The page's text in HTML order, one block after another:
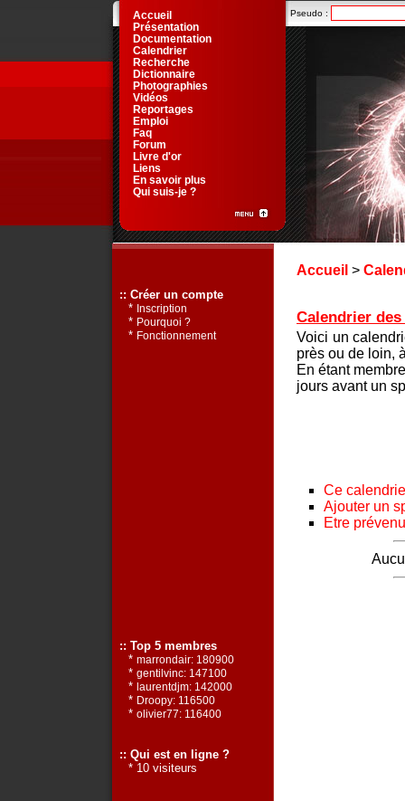
Accueil >
Calendrier
Voici un
près ou de loin,
En étant
jours avant un
Ce
Ajouter un
Etre
Pseudo :
Accueil
Présentation
Documentation
Calendrier
Recherche
Dictionnaire
Photographies
Vidéos
Reportages
Emploi
Faq
Forum
Livre d'or
Liens
En savoir plus
Qui suis-je ?
:: Créer un compte
* Inscription
* Pourquoi ?
* Fonctionnement
:: Top 5 membres
* marrondair: 180900
* gentilvinc: 147100
* laurentdjm: 142000
* Droopy: 116500
* olivier77: 116400
:: Qui est en ligne ?
* 10 visiteurs